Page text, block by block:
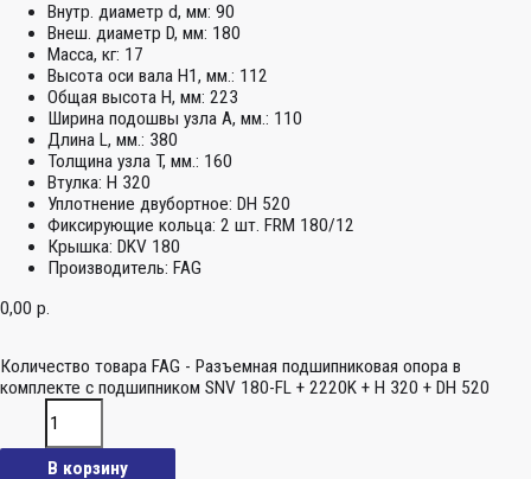
Внутр. диаметр d, мм: 90
Внеш. диаметр D, мм: 180
Масса, кг: 17
Высота оси вала H1, мм.: 112
Общая высота H, мм: 223
Ширина подошвы узла А, мм.: 110
Длина L, мм.: 380
Толщина узла T, мм.: 160
Втулка: H 320
Уплотнение двубортное: DH 520
Фиксирующие кольца: 2 шт. FRM 180/12
Крышка: DKV 180
Производитель: FAG
0,00 р.
Количество товара FAG - Разъемная подшипниковая опора в
комплекте с подшипником SNV 180-FL + 2220K + H 320 + DH 520
В корзину